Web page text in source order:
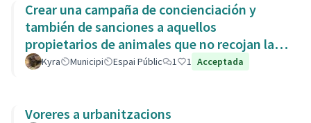
Crear una campaña de concienciación y
también de sanciones a aquellos
propietarios de animales que no recojan las
heces de las aceras. Es responsabili
Kyra Municipi Espai Públic 1 1 Acceptada
Voreres a urbanitzacions